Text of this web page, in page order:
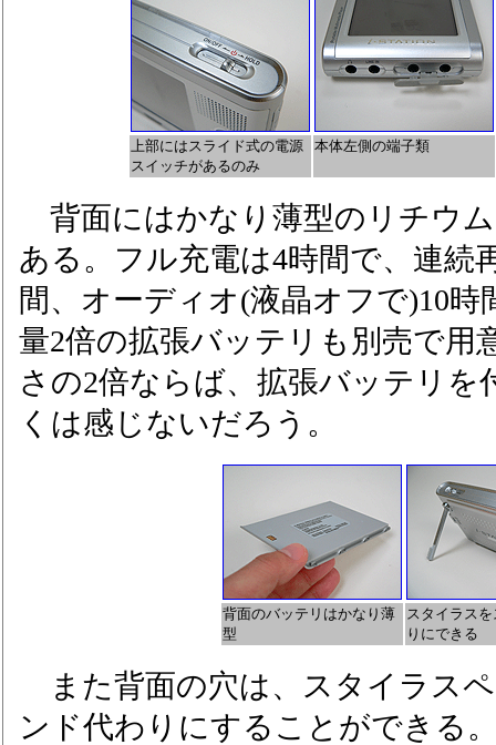
上部にはスライド式の電源
スイッチがあるのみ
本体左側の端子類
背面にはかなり薄型のリチウ
ある。フル充電は4時間で、連続
間、オーディオ(液晶オフで)10
量2倍の拡張バッテリも別売で用
さの2倍ならば、拡張バッテリを
くは感じないだろう。
背面のバッテリはかなり薄
型
スタイラス
りにできる
また背面の穴は、スタイラス
ンド代わりにすることができる